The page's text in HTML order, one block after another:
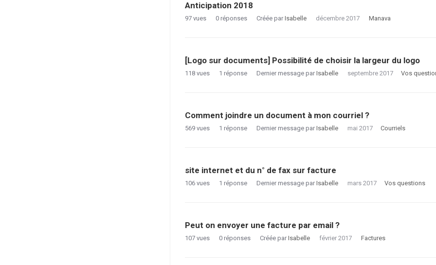
Anticipation 2018
97 vues 0 réponses Créée par Isabelle décembre 2017 Manava
[Logo sur documents] Possibilité de choisir la largeur du logo
118 vues 1 réponse Dernier message par Isabelle septembre 2017 Vos
Comment joindre un document à mon courriel ?
569 vues 1 réponse Dernier message par Isabelle mai 2017 Courriels
site internet et du n° de fax sur facture
106 vues 1 réponse Dernier message par Isabelle mars 2017 Vos questions
Peut on envoyer une facture par email ?
107 vues 0 réponses Créée par Isabelle février 2017 Factures